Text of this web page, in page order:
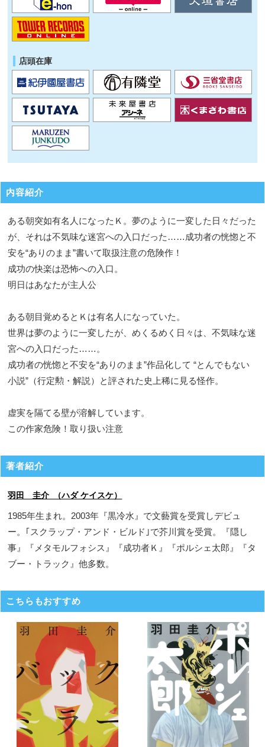
店頭在庫
内容紹介
ある朝突如有名人になったＫ。夢のように一変した日々だった
が、それは不気味な迷宮への入口だった……成功者の恍惚と不
安を“ありのまま”書いて取扱注意の危険作！
成功の快楽は恐怖への入口。
明日はあなたが主人公
ある朝目覚めるとＫは有名人になっていた。
世界は夢のように一変したが、めくるめく日々は、不気味な迷
宮への入口だった……。
成功者の恍惚と不安を“ありのまま”作品化して “とんでもない
小説”（行定勲・解説）と評された史上稀に見る怪作。
虚実を隔てる壁が溶解しています。
この作家危険！取り扱い注意
著者紹介
羽田 圭介 （ハダ ケイスケ）
1985年生まれ。2003年『黒冷水』で文藝賞を受賞しデビュ
ー。｢スクラップ・アンド・ビルド｣で芥川賞を受賞。『隠し
事』『メタモルフォシス』『成功者Ｋ』『ポルシェ太郎』『タ
ブー・トラック』他多数。
こちらもおすすめ